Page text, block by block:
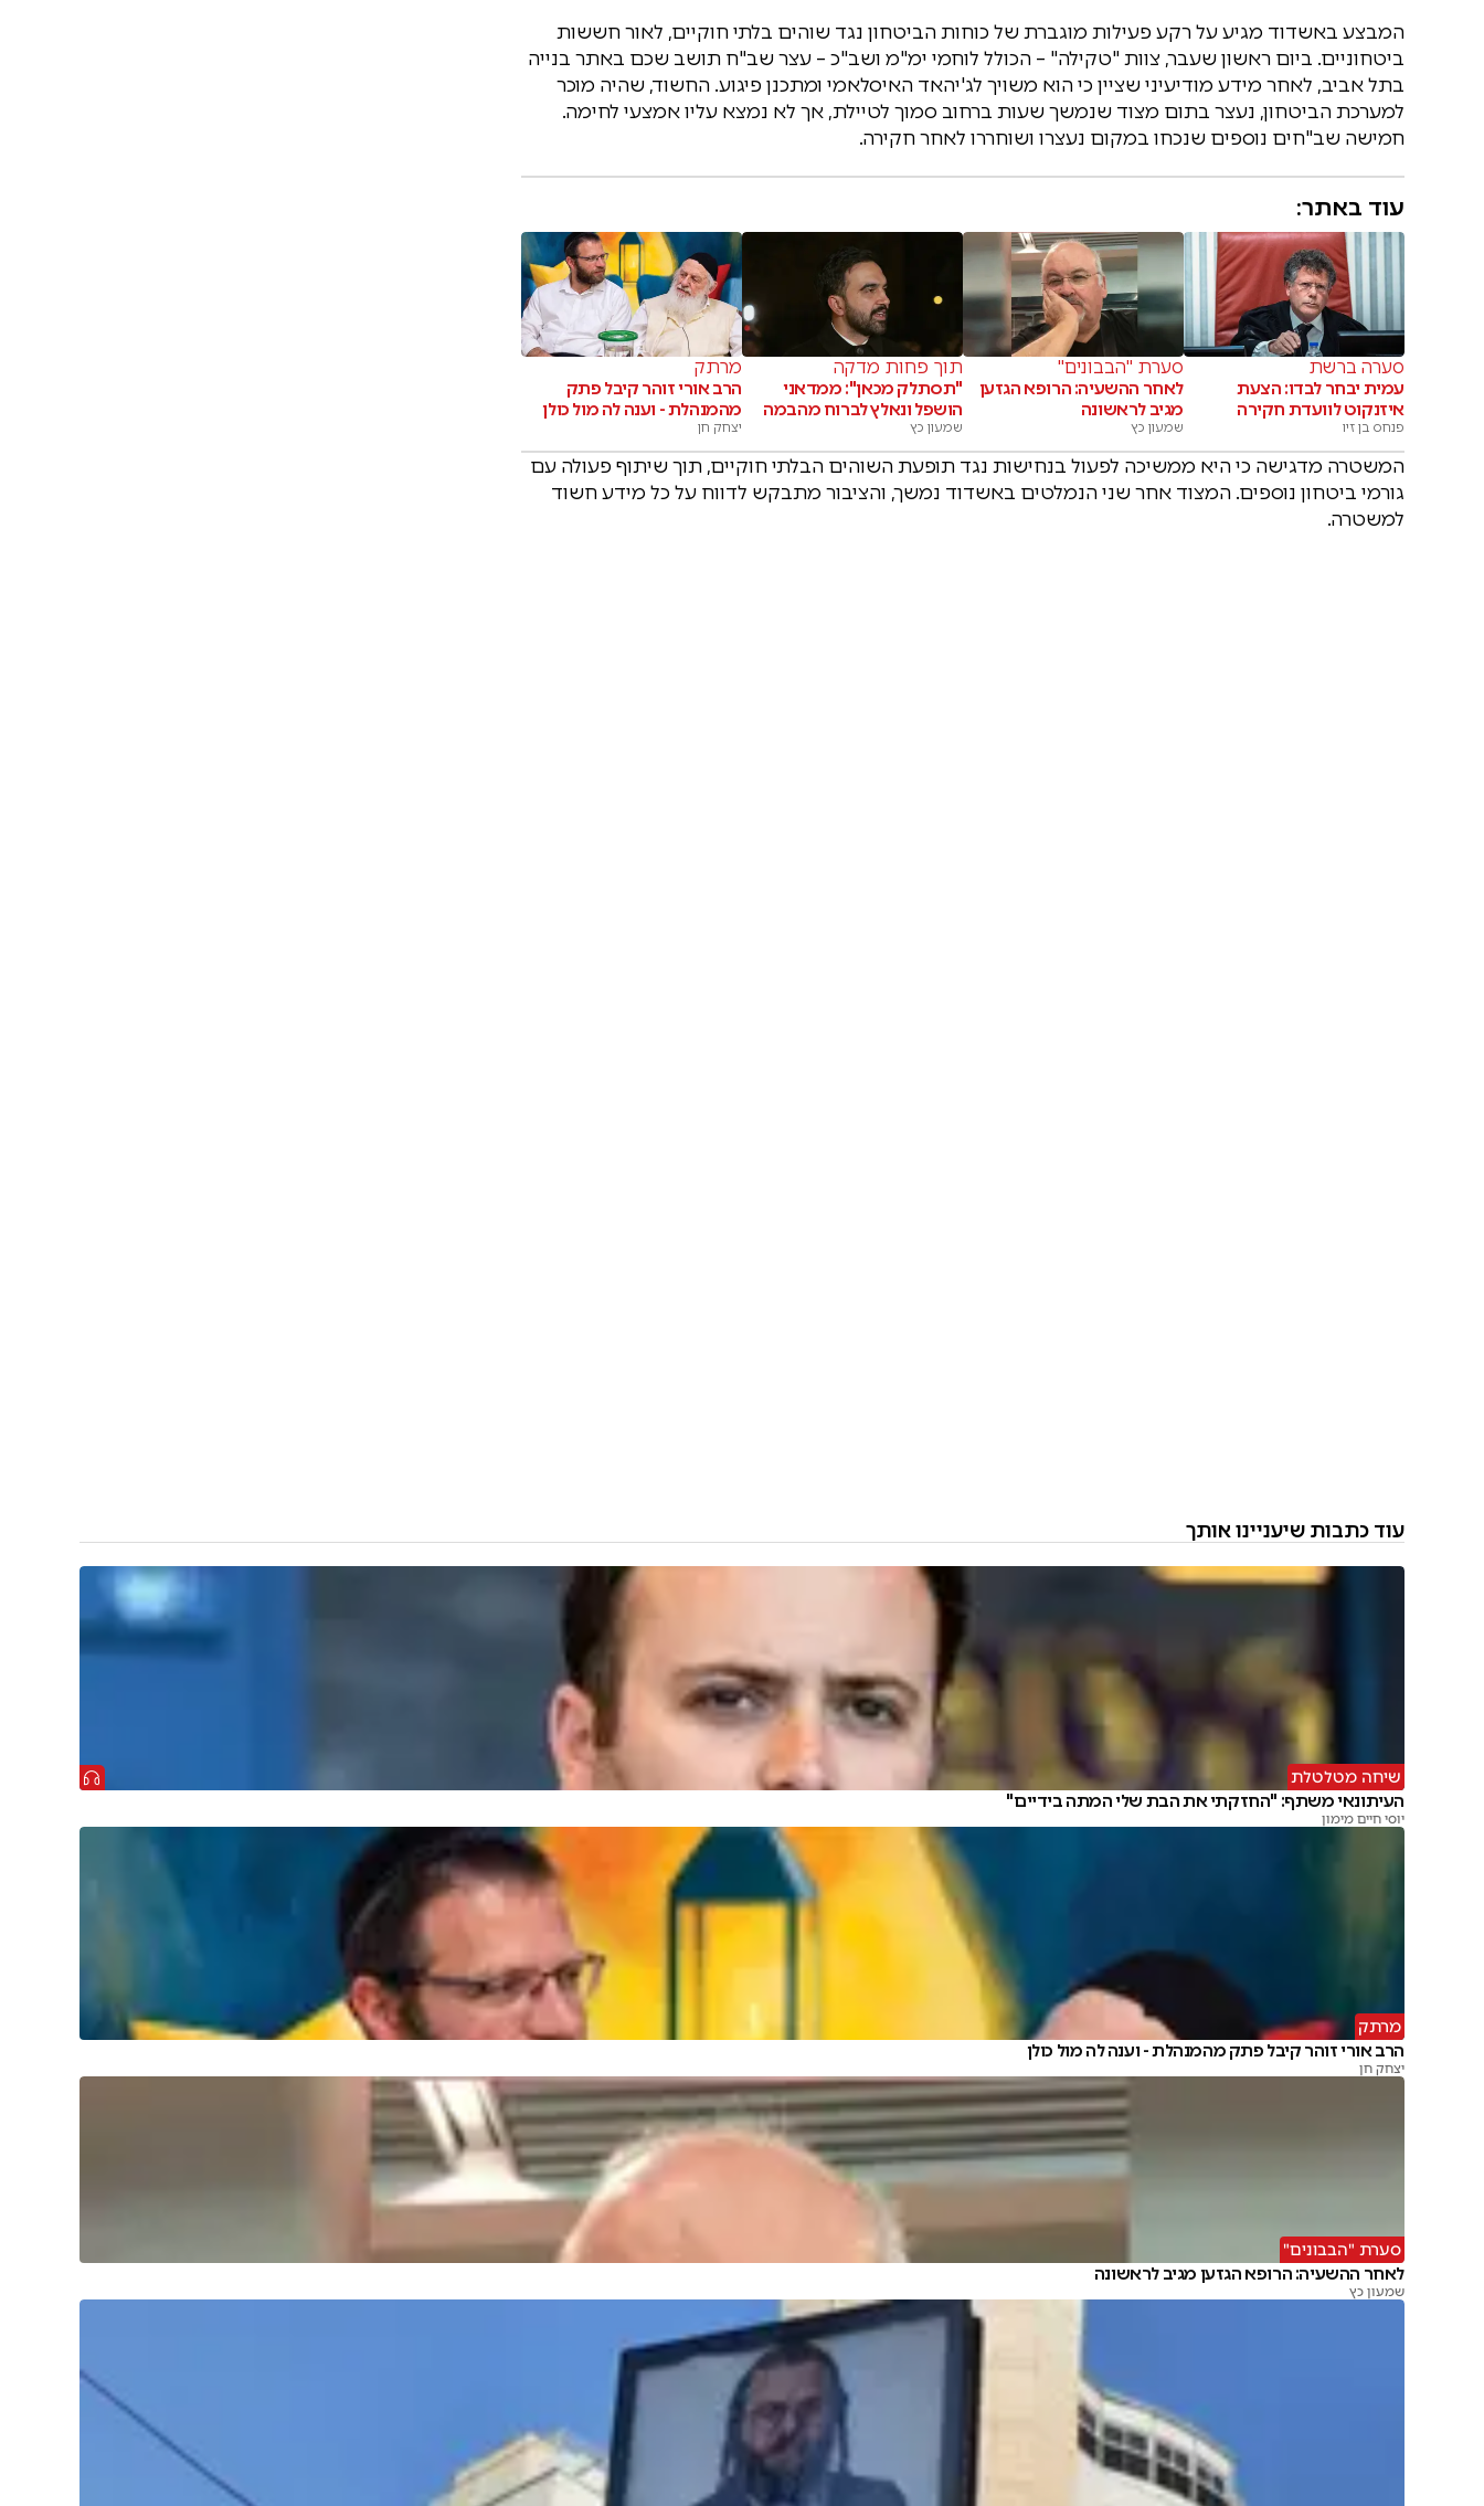
המבצע באשדוד מגיע על רקע פעילות מוגברת של כוחות הביטחון נגד שוהים בלתי חוקיים, לאור חששות
ביטחוניים. ביום ראשון שעבר, צוות "טקילה" – הכולל לוחמי ימ"מ ושב"כ – עצר שב"ח תושב שכם באתר בנייה
בתל אביב, לאחר מידע מודיעיני שציין כי הוא משויך לג'יהאד האיסלאמי ומתכנן פיגוע. החשוד, שהיה מוכר
למערכת הביטחון, נעצר בתום מצוד שנמשך שעות ברחוב סמוך לטיילת, אך לא נמצא עליו אמצעי לחימה.
חמישה שב"חים נוספים שנכחו במקום נעצרו ושוחררו לאחר חקירה.
עוד באתר:
סערה ברשת
עמית יבחר לבדו: הצעת
איזנקוט לוועדת חקירה
פנחס בן זיו
סערת "הבבונים"
לאחר ההשעיה: הרופא הגזען
מגיב לראשונה
שמעון כץ
תוך פחות מדקה
"תסתלק מכאן": ממדאני
הושפל ונאלץ לברוח מהבמה
שמעון כץ
מרתק
הרב אורי זוהר קיבל פתק
מהמנהלת - וענה לה מול כולן
יצחק חן
המשטרה מדגישה כי היא ממשיכה לפעול בנחישות נגד תופעת השוהים הבלתי חוקיים, תוך שיתוף פעולה עם
גורמי ביטחון נוספים. המצוד אחר שני הנמלטים באשדוד נמשך, והציבור מתבקש לדווח על כל מידע חשוד
למשטרה.
עוד כתבות שיעניינו אותך
שיחה מטלטלת
העיתונאי משתף: "החזקתי את הבת שלי המתה בידיים"
יוסי חיים מימון
מרתק
הרב אורי זוהר קיבל פתק מהמנהלת - וענה לה מול כולן
יצחק חן
סערת "הבבונים"
לאחר ההשעיה: הרופא הגזען מגיב לראשונה
שמעון כץ